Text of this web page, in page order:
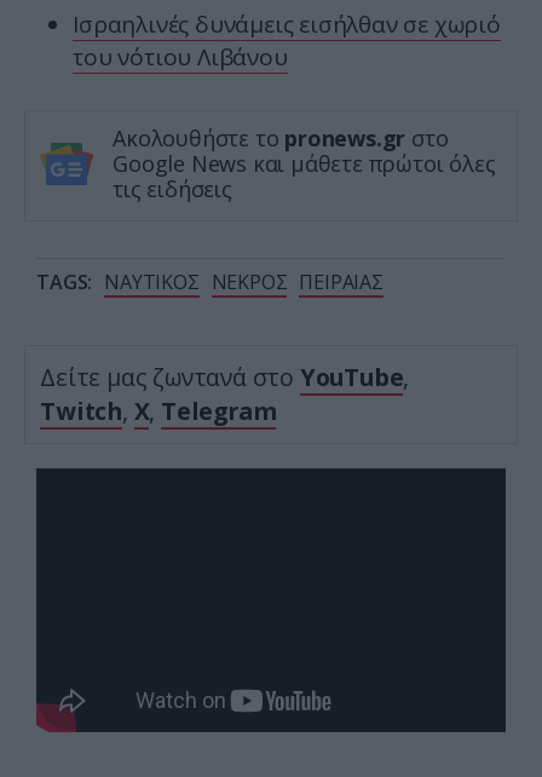
Ισραηλινές δυνάμεις εισήλθαν σε χωριό
του νότιου Λιβάνου
Ακολουθήστε το pronews.gr στο
Google News και μάθετε πρώτοι όλες
τις ειδήσεις
TAGS: ΝΑΥΤΙΚΟΣ ΝΕΚΡΟΣ ΠΕΙΡΑΙΑΣ
Δείτε μας ζωντανά στο YouTube,
Twitch, X, Telegram